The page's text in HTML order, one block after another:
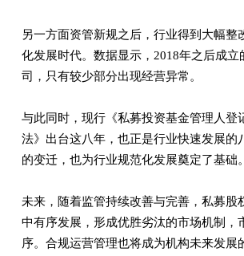
另一方面资管新规之后，行业得到大幅整
化发展时代。数据显示，2018年之后成立
司，只有较少部分出现经营异常。
与此同时，现行《私募投资基金管理人登
法》出台这八年，也正是行业快速发展的
的变迁，也为行业规范化发展奠定了基础。
未来，随着监管持续改善与完善，私募股
中有序发展，形成优胜劣汰的市场机制，
序。合规运营管理也将成为机构未来发展